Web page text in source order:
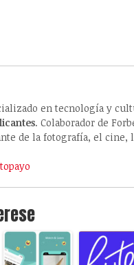
en tecnología y
. Colaborador de
de la fotografía, el cine,